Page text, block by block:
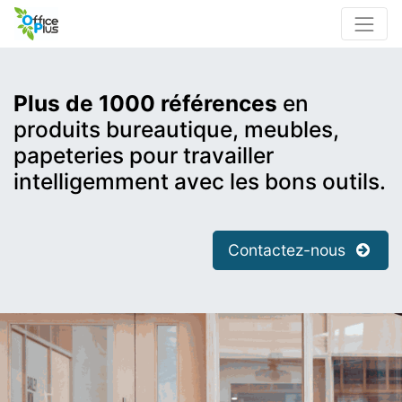
Plus de 1000 références en
produits bureautique, meubles,
papeteries pour travailler
intelligemment avec les bons outils.
Contactez-nous